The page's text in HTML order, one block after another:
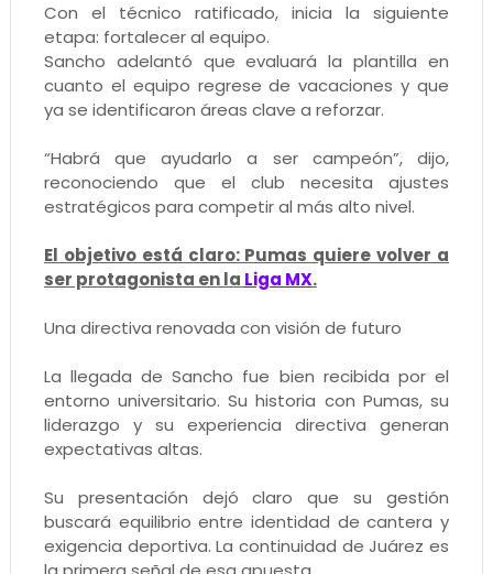
Con el técnico ratificado, inicia la siguiente
etapa: fortalecer al equipo.
Sancho adelantó que evaluará la plantilla en
cuanto el equipo regrese de vacaciones y que
ya se identificaron áreas clave a reforzar.
“Habrá que ayudarlo a ser campeón”, dijo,
reconociendo que el club necesita ajustes
estratégicos para competir al más alto nivel.
El objetivo está claro: Pumas quiere volver a
ser protagonista en la Liga MX.
Una directiva renovada con visión de futuro
La llegada de Sancho fue bien recibida por el
entorno universitario. Su historia con Pumas, su
liderazgo y su experiencia directiva generan
expectativas altas.
Su presentación dejó claro que su gestión
buscará equilibrio entre identidad de cantera y
exigencia deportiva. La continuidad de Juárez es